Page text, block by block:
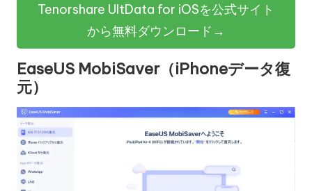
Tenorshare UltData for iOSを公式サイト
から無料ダウンロード→
EaseUS MobiSaver（iPhoneデータ復
元）